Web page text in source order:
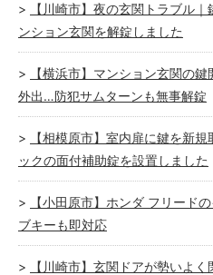
【川崎市】夜の玄関トラブル
ンション玄関を解錠しました
【横浜市】マンション玄関の
外出…防犯サムターンも無事解錠
【相模原市】室内扉に鍵を新
ックの面付補助錠を設置しました
【小田原市】ホンダ フリード
ブキーも即対応
【川崎市】玄関ドアが勢いよ